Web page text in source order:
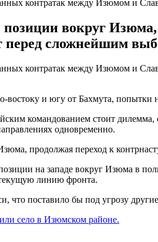
контратак между Изюмом и
вокруг
перед сложнейшим
контратак между Изюмом и
востоку и югу от Бахмута,
командованием стоит дилемма,
одновременно.
продолжая переход к
на западе вокруг Изюма в
линию фронта.
что поставило бы под угрозу
село в Изюмском районе.